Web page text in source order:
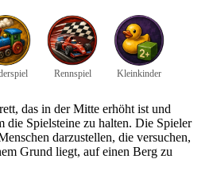
Rennspiel Kleinkinder
das in der Mitte erhöht ist und
die Spielsteine zu halten. Die Spieler
darzustellen, die versuchen,
Grund liegt, auf einen Berg zu